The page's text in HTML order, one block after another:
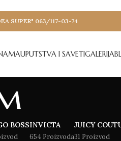
SUPER" 063/117-03-74
UPUTSTVA I SAVETIGALERIJA
BOSSINVICTA
654 Proizvoda
JUICY
31 Proizvod